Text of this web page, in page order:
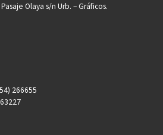
Olaya s/n Urb. – Gráficos.
266655